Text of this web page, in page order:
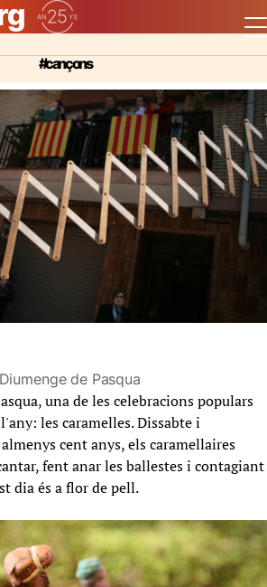
#cançons
de Pasqua
una de les celebracions populars
les caramelles. Dissabte i
cent anys, els caramellaires
fent anar les ballestes i contagiant
dia és a flor de pell.